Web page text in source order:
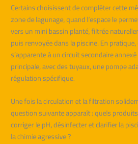
Certains choisissent de compléter cette
zone de lagunage, quand l’espace le
vers un mini bassin planté, filtrée
puis renvoyée dans la piscine. En
s’apparente à un circuit secondaire
principale, avec des tuyaux, une pompe
régulation spécifique.
Une fois la circulation et la filtration
question suivante apparaît : quels
corriger le pH, désinfecter et clarifier la
la chimie agressive ?